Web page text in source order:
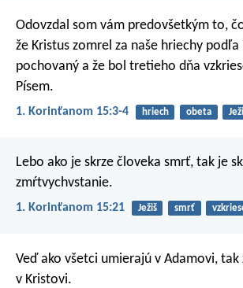
Odovzdal som vám predovšetkým to,
že Kristus zomrel za naše hriechy podľa
pochovaný a že bol tretieho dňa
Písem.
1. Korinťanom 15:3-4 hriech obeta
Lebo ako je skrze človeka smrť, tak je
zmŕtvychvstanie.
1. Korinťanom 15:21 Ježiš smrť
Veď ako všetci umierajú v Adamovi, tak
v Kristovi.